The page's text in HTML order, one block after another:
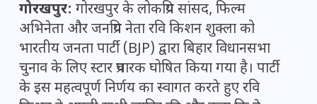
गोरखपुर: गोरखपुर के लोकप्रिय सांसद, फिल्म
अभिनेता और जनप्रिय नेता रवि किशन शुक्ला को
भारतीय जनता पार्टी (BJP) द्वारा बिहार विधानसभा
चुनाव के लिए स्टार प्रचारक घोषित किया गया है। पार्टी
के इस महत्वपूर्ण निर्णय का स्वागत करते हुए रवि